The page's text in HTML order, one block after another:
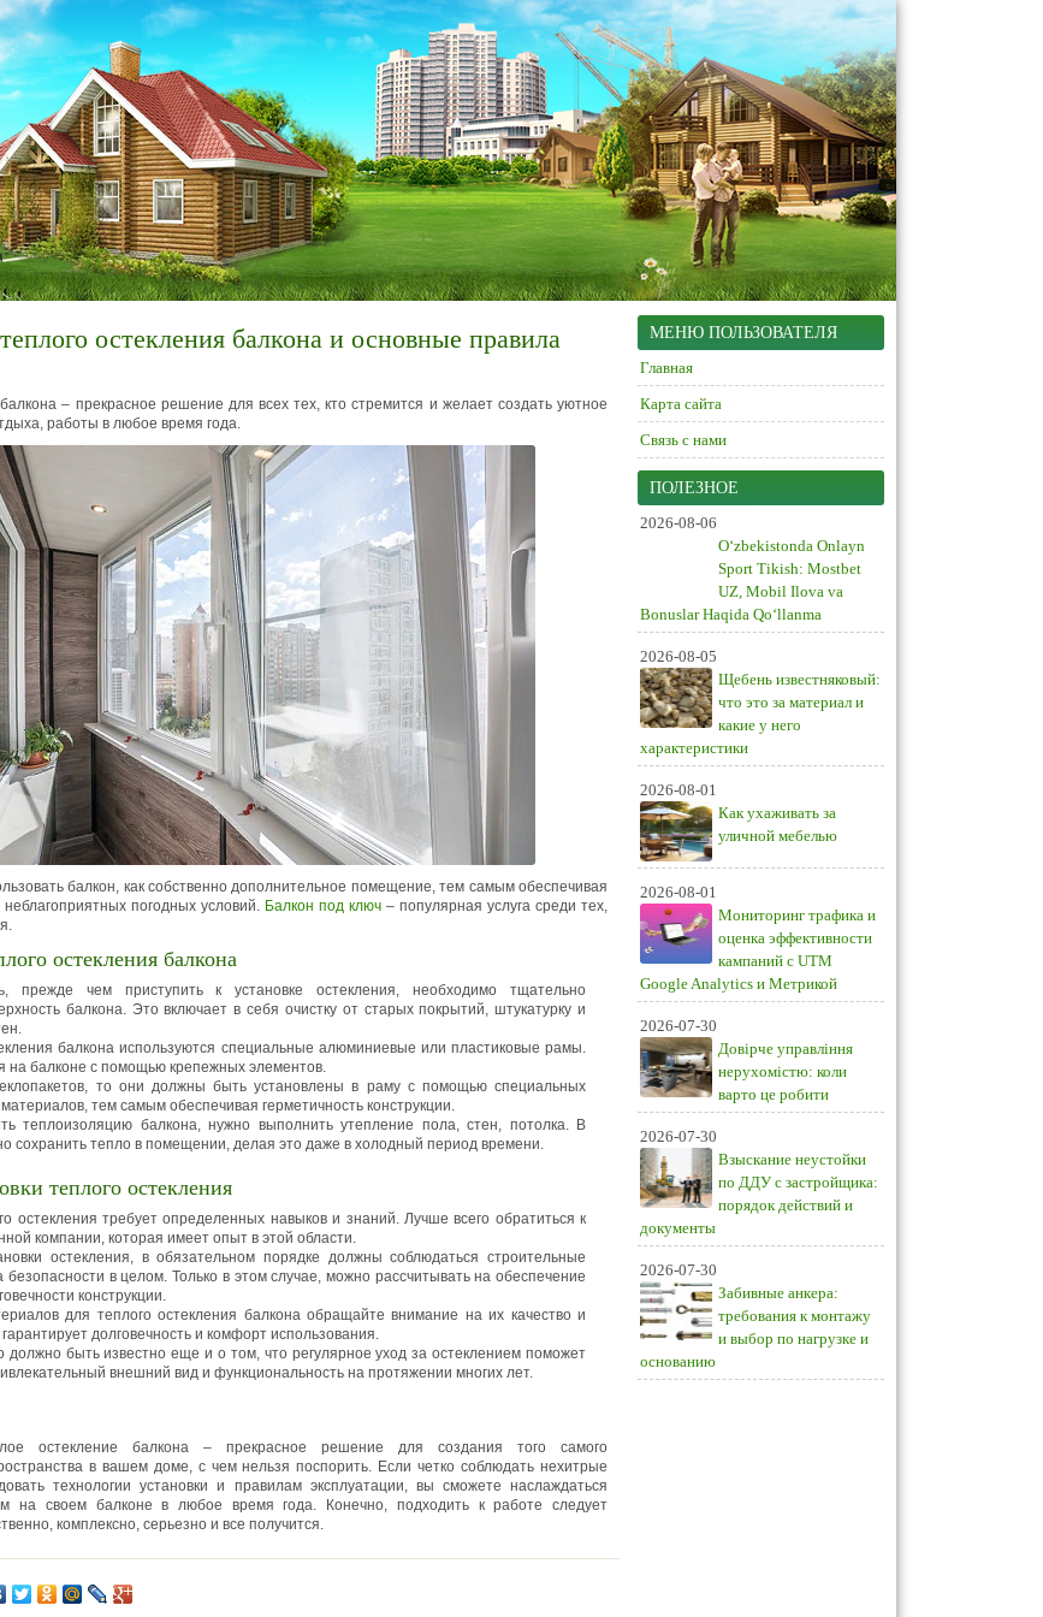
остекления балкона и основные правила
– прекрасное решение для всех тех, кто стремится и желает создать уютное
работы в любое время года.
балкон, как собственно дополнительное помещение, тем самым обеспечивая
погодных условий. Балкон под ключ – популярная услуга среди тех,
остекления балкона
прежде чем приступить к установке остекления, необходимо тщательно
балкона. Это включает в себя очистку от старых покрытий, штукатурку и
балкона используются специальные алюминиевые или пластиковые рамы.
на балконе с помощью крепежных элементов.
то они должны быть установлены в раму с помощью специальных
тем самым обеспечивая герметичность конструкции.
теплоизоляцию балкона, нужно выполнить утепление пола, стен, потолка. В
сохранить тепло в помещении, делая это даже в холодный период времени.
теплого остекления
остекления требует определенных навыков и знаний. Лучше всего обратиться к
компании, которая имеет опыт в этой области.
остекления, в обязательном порядке должны соблюдаться строительные
в целом. Только в этом случае, можно рассчитывать на обеспечение
конструкции.
для теплого остекления балкона обращайте внимание на их качество и
долговечность и комфорт использования.
должно быть известно еще и о том, что регулярное уход за остеклением поможет
внешний вид и функциональность на протяжении многих лет.
остекление балкона – прекрасное решение для создания того самого
в вашем доме, с чем нельзя поспорить. Если четко соблюдать нехитрые
технологии установки и правилам эксплуатации, вы сможете наслаждаться
на своем балконе в любое время года. Конечно, подходить к работе следует
комплексно, серьезно и все получится.
МЕНЮ ПОЛЬЗОВАТЕЛЯ
Главная
Карта сайта
Связь с нами
ПОЛЕЗНОЕ
2026-08-06
O‘zbekistonda Onlayn
Sport Tikish: Mostbet
UZ, Mobil Ilova va
Bonuslar Haqida Qo‘llanma
2026-08-05
Щебень известняковый:
что это за материал и
какие у него
характеристики
2026-08-01
Как ухаживать за
уличной мебелью
2026-08-01
Мониторинг трафика и
оценка эффективности
кампаний с UTM
Google Analytics и Метрикой
2026-07-30
Довірче управління
нерухомістю: коли
варто це робити
2026-07-30
Взыскание неустойки
по ДДУ с застройщика:
порядок действий и
документы
2026-07-30
Забивные анкера:
требования к монтажу
и выбор по нагрузке и
основанию